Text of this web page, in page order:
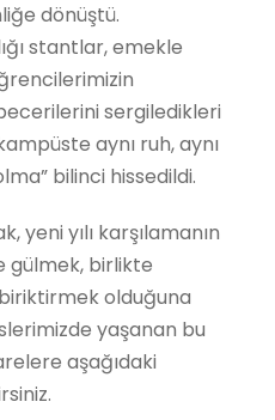
dönüştü.
stantlar, emekle
sergiledikleri
aynı ruh, aynı
bilinci hissedildi.
yeni yılı karşılamanın
gülmek, birlikte
olduğuna
yaşanan bu
aşağıdaki